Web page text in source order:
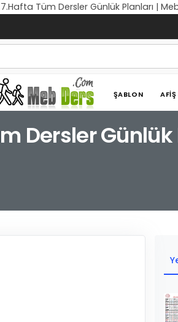
7.Hafta Tüm Dersler Günlük Planları |
ŞABLON
Dersler